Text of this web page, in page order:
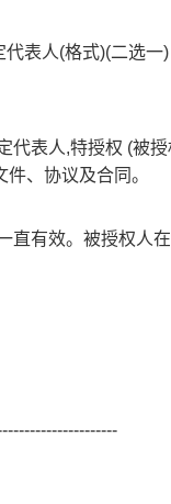
表人(格式)(二选一)
代表人,特授权 (被
、协议及合同。
直有效。被授权人